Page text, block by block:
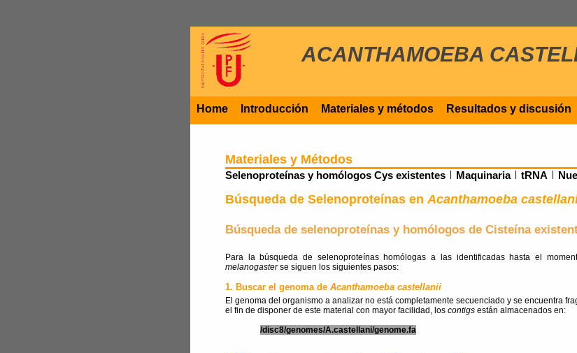
ACANTHAMOEBA
Home Introducción Materiales y métodos Resultados y discusión
Materiales y Métodos
Selenoproteínas y homólogos Cys existentes Maquinaria tRNA
Búsqueda de Selenoproteínas enAcanthamoeba
Búsqueda de selenoproteínas y homólogos de Cisteína
Para la búsqueda de selenoproteínas homólogas a las identificadas hasta el
melanogasterse siguen los siguientes pasos:
1. Buscar el genoma de Acanthamoeba castellanii
El genoma del organismo a analizar no está completamente secuenciado y se encuentra
el fin de disponer de este material con mayor facilidad, los contigs están almacenados en:
/disc8/genomes/A.castellani/genome.fa